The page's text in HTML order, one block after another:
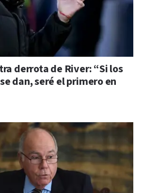
derrota de River: “Si los
dan, seré el primero en